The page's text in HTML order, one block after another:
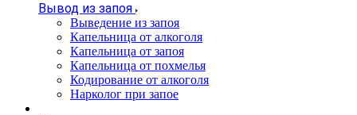
Вывод из запоя
Выведение из запоя
Капельница от алкоголя
Капельница от запоя
Капельница от похмелья
Кодирование от алкоголя
Нарколог при запое